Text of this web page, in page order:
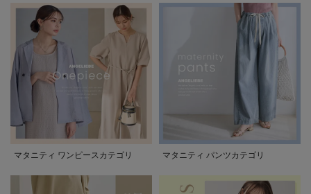
マタニティ ワンピースカテゴリ マタニティ パンツカテゴリ